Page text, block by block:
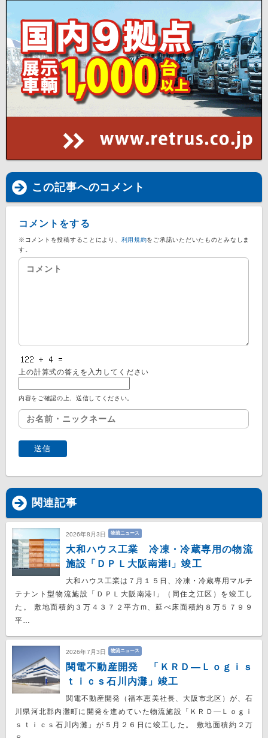
この記事へのコメント
コメントをする
※コメントを投稿することにより、 利用規約をご承諾いただいたものとみなしま
す。
上の計算式の答えを入力してください
内容をご確認の上、送信してください。
関連記事
2026年8月3日 物流ニュース
大和ハウス工業 冷凍・冷蔵専用の物流
施設「ＤＰＬ大阪南港I」竣工
大和ハウス工業は７月１５日、冷凍・冷蔵専用マルチ
テナント型物流施設「ＤＰＬ大阪南港I」（同住之江区）を竣工し
た。 敷地面積約３万４３７２平方m、延べ床面積約８万５７９９
平…
2026年7月3日 物流ニュース
関電不動産開発 「ＫＲＤ―Ｌｏｇｉｓ
ｔｉｃｓ石川内灘」竣工
関電不動産開発（福本恵美社長、大阪市北区）が、石
川県河北郡内灘町に開発を進めていた物流施設「ＫＲＤ―Ｌｏｇｉ
ｓｔｉｃｓ石川内灘」が５月２６日に竣工した。 敷地面積約２万